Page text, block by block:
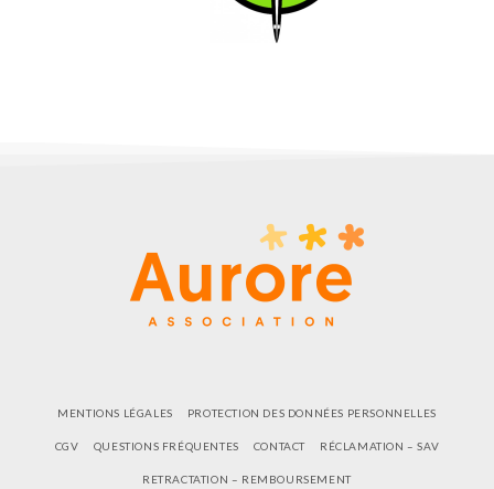
MENTIONS LÉGALES PROTECTION DES DONNÉES PERSONNELLES
CGV QUESTIONS FRÉQUENTES CONTACT RÉCLAMATION – SAV
RETRACTATION – REMBOURSEMENT